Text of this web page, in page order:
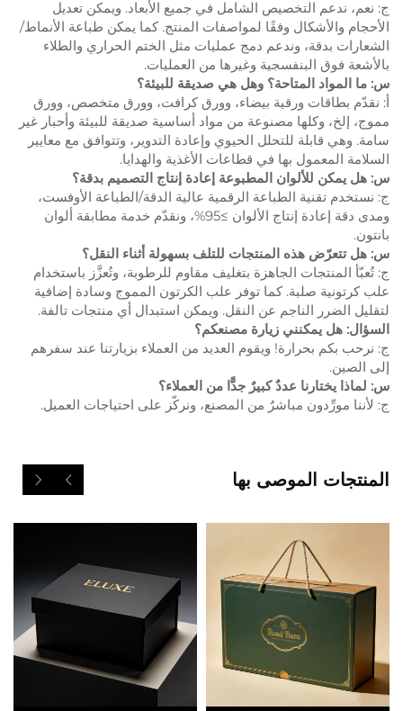
ج: نعم، ندعم التخصيص الشامل في جميع الأبعاد. ويمكن تعديل
الأحجام والأشكال وفقًا لمواصفات المنتج. كما يمكن طباعة الأنماط/
الشعارات بدقة، وندعم دمج عمليات مثل الختم الحراري والطلاء
بالأشعة فوق البنفسجية وغيرها من العمليات.
س: ما المواد المتاحة؟ وهل هي صديقة للبيئة؟
أ: نقدّم بطاقات ورقية بيضاء، وورق كرافت، وورق متخصص، وورق
مموج، إلخ، وكلها مصنوعة من مواد أساسية صديقة للبيئة وأحبار غير
سامة. وهي قابلة للتحلل الحيوي وإعادة التدوير، وتتوافق مع معايير
السلامة المعمول بها في قطاعات الأغذية والهدايا.
س: هل يمكن للألوان المطبوعة إعادة إنتاج التصميم بدقة؟
ج: نستخدم تقنية الطباعة الرقمية عالية الدقة/الطباعة الأوفست،
ومدى دقة إعادة إنتاج الألوان ≥95%، ونقدّم خدمة مطابقة ألوان
بانتون.
س: هل تتعرّض هذه المنتجات للتلف بسهولة أثناء النقل؟
ج: تُعبّأ المنتجات الجاهزة بتغليف مقاوم للرطوبة، وتُعزَّز باستخدام
علب كرتونية صلبة. كما توفر علب الكرتون المموج وسادة إضافية
لتقليل الضرر الناجم عن النقل. ويمكن استبدال أي منتجات تالفة.
السؤال: هل يمكنني زيارة مصنعكم؟
ج: نرحب بكم بحرارة! ويقوم العديد من العملاء بزيارتنا عند سفرهم
إلى الصين.
س: لماذا يختارنا عددٌ كبيرٌ جدًّا من العملاء؟
ج: لأننا مورِّدون مباشرٌ من المصنع، ونركّز على احتياجات العميل.
المنتجات الموصى بها